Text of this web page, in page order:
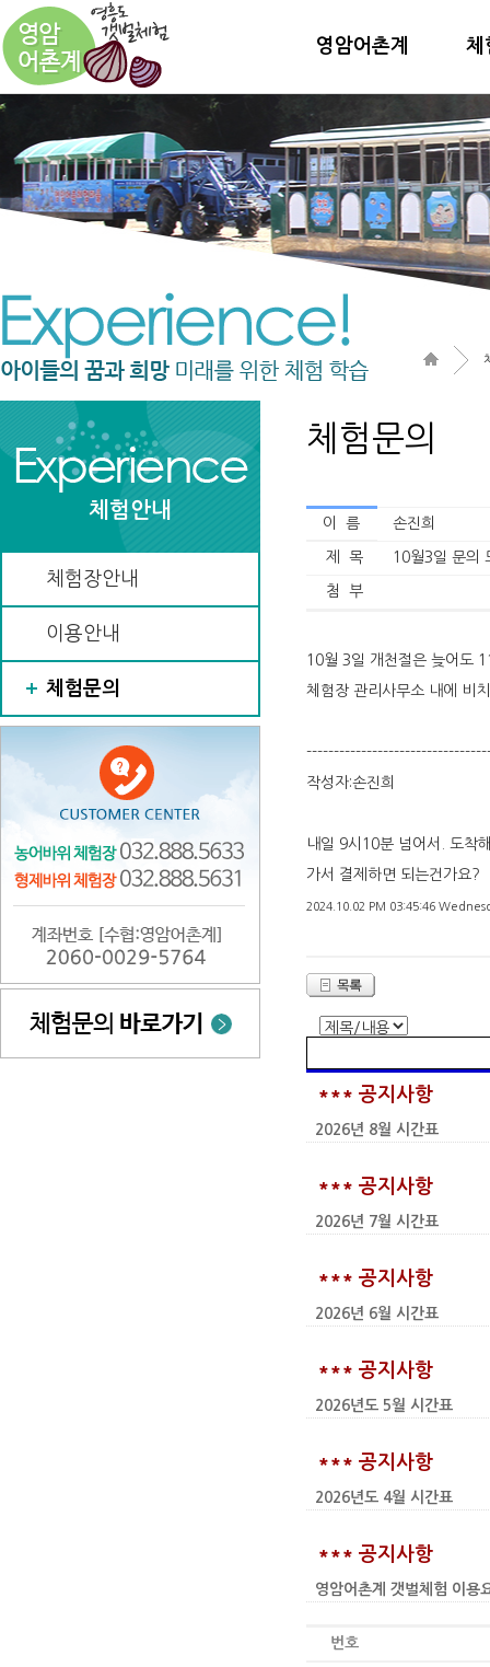
영암어촌계 체
체험안내
체험장안내
이용안내
체험문의
체험문의
이 름 손진희
제 목 10월3일 문의
첨 부
10월 3일 개천절은 늦어도
체험장 관리사무소 내에 비
작성자:손진희
내일 9시10분 넘어서. 도착
가서 결제하면 되는건가요?
2024.10.02 PM 03:45:46
*** 공지사항
2026년 8월 시간표
*** 공지사항
2026년 7월 시간표
*** 공지사항
2026년 6월 시간표
*** 공지사항
2026년도 5월 시간표
*** 공지사항
2026년도 4월 시간표
*** 공지사항
영암어촌계 갯벌체험 이
번호